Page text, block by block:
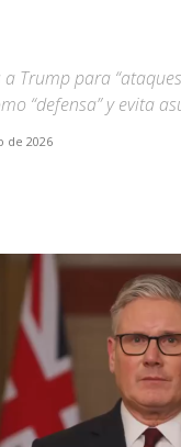
Trump para
“defensa” y evita
de 2026